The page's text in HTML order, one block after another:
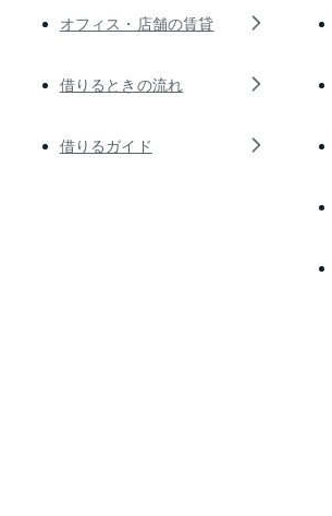
オフィス・店舗の賃貸
借りるときの流れ
借りるガイド